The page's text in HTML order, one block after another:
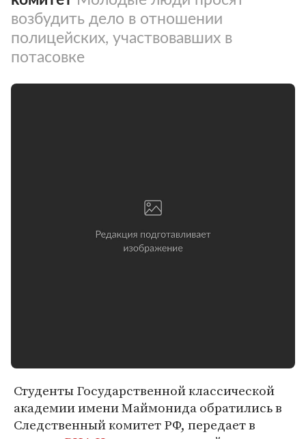
возбудить дело в отношении
полицейских, участвовавших в
потасовке
Студенты Государственной классической
академии имени Маймонида обратились в
Следственный комитет РФ, передает в